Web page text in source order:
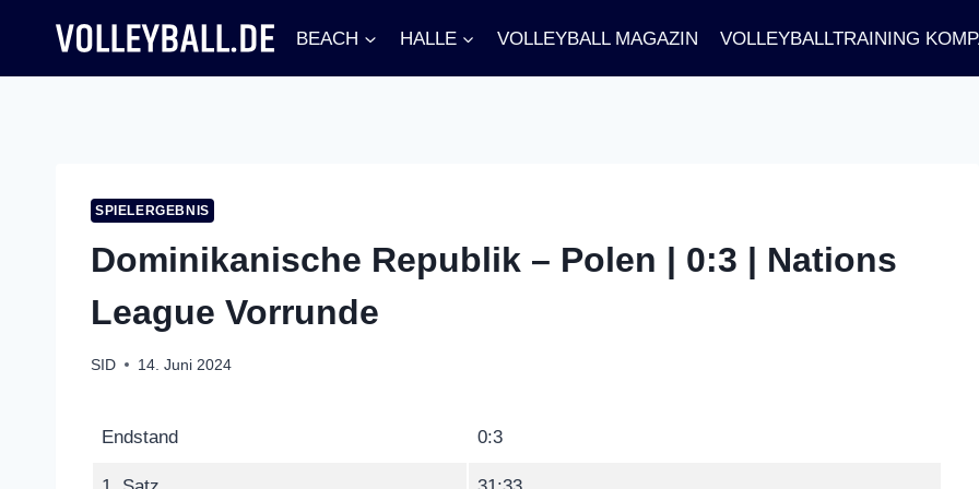
springen
BEACH HALLE VOLLEYBALL MAGAZIN VOLLEYBALLTRAINING
SPIELERGEBNIS
Dominikanische Republik – Polen | 0:3 | Nations
League Vorrunde
SID 14. Juni 2024
Endstand 0:3